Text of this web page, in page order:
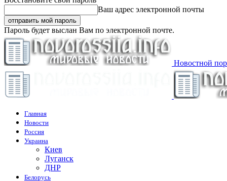
Ваш адрес электронной почты
Пароль будет выслан Вам по электронной почте.
Новостной
Главная
Новости
Россия
Украина
Киев
Луганск
ДНР
Белорусь